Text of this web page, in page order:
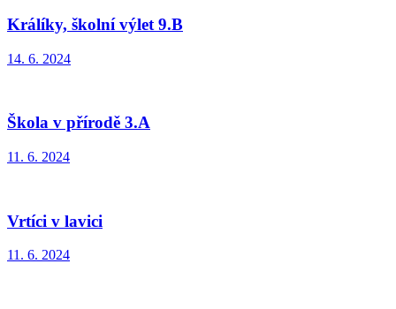
Králíky, školní výlet 9.B
14. 6. 2024
Škola v přírodě 3.A
11. 6. 2024
Vrtíci v lavici
11. 6. 2024